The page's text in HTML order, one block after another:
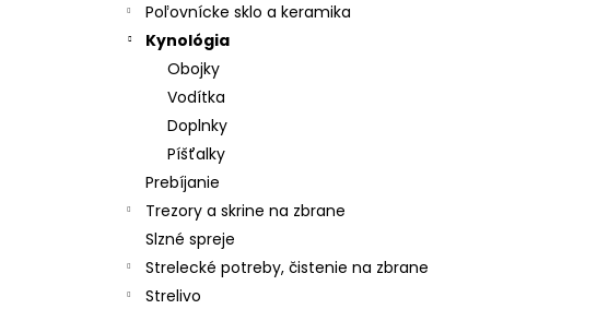
Poľovnícke sklo a keramika
Kynológia
Obojky
Vodítka
Doplnky
Píšťalky
Prebíjanie
Trezory a skrine na zbrane
Slzné spreje
Strelecké potreby, čistenie na zbrane
Strelivo